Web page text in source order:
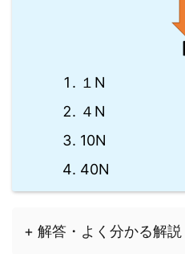
１N
４N
10N
40N
+ 解答・よく分かる解説